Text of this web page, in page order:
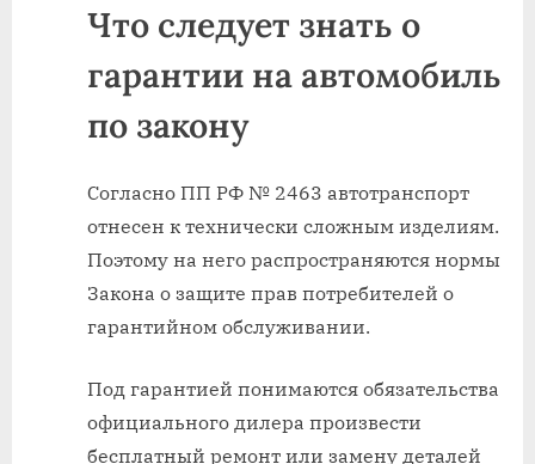
Что следует знать о
гарантии на автомобиль
по закону
Согласно ПП РФ № 2463 автотранспорт
отнесен к технически сложным изделиям.
Поэтому на него распространяются нормы
Закона о защите прав потребителей о
гарантийном обслуживании.
Под гарантией понимаются обязательства
официального дилера произвести
бесплатный ремонт или замену деталей